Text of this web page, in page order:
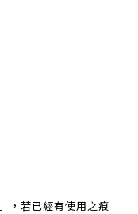
，若已經有使用之痕